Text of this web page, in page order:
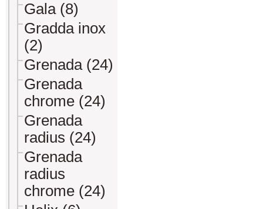
Gala (8)
Gradda inox
(2)
Grenada (24)
Grenada
chrome (24)
Grenada
radius (24)
Grenada
radius
chrome (24)